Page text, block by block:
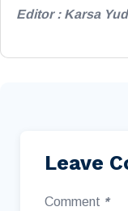
Editor : Karsa
Leave
Comment *